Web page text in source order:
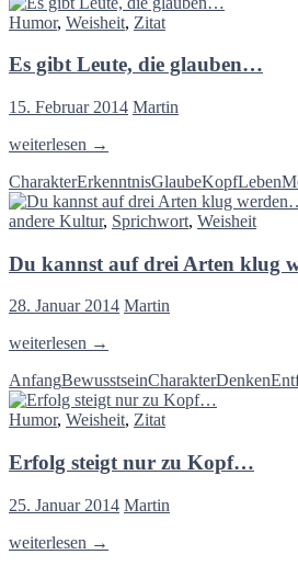
Humor, Weisheit, Zitat
Es gibt Leute, die glauben…
15. Februar 2014 Martin
Es
Leute,
die
glauben…
weiterlesen →
CharakterErkenntnisGlaubeKopfLeben
andere Kultur, Sprichwort, Weisheit
Du kannst auf drei Arten klug
28. Januar 2014 Martin
Du
auf
drei
Arten
werden…
weiterlesen →
AnfangBewusstseinCharakterDenken
Humor, Weisheit, Zitat
Erfolg steigt nur zu Kopf…
25. Januar 2014 Martin
Erfolg
weiterlesen →